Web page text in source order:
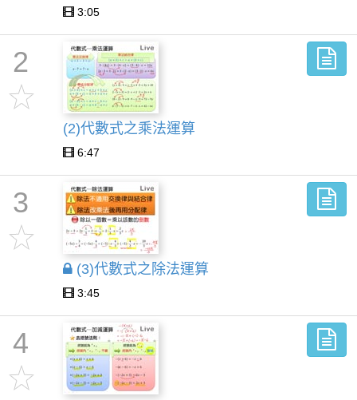
3:05
2
(2)代數式之乘法運算
6:47
3
(3)代數式之除法運算
3:45
4